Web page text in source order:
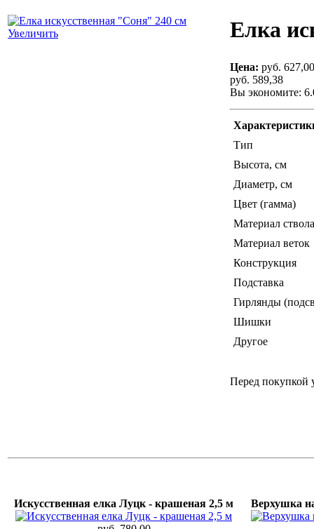
Увеличить Елка
Цена: руб. 627,00
руб. 589,38
Вы экономите:
Тип
Высота, см
Диаметр, см
Цвет (гамма)
Материал ствола
Материал веток
Конструкция
Подставка
Гирлянды
Шишки
Другое
Перед покупкой
Искусственная елка Луцк - крашеная 2,5 м Верхушка